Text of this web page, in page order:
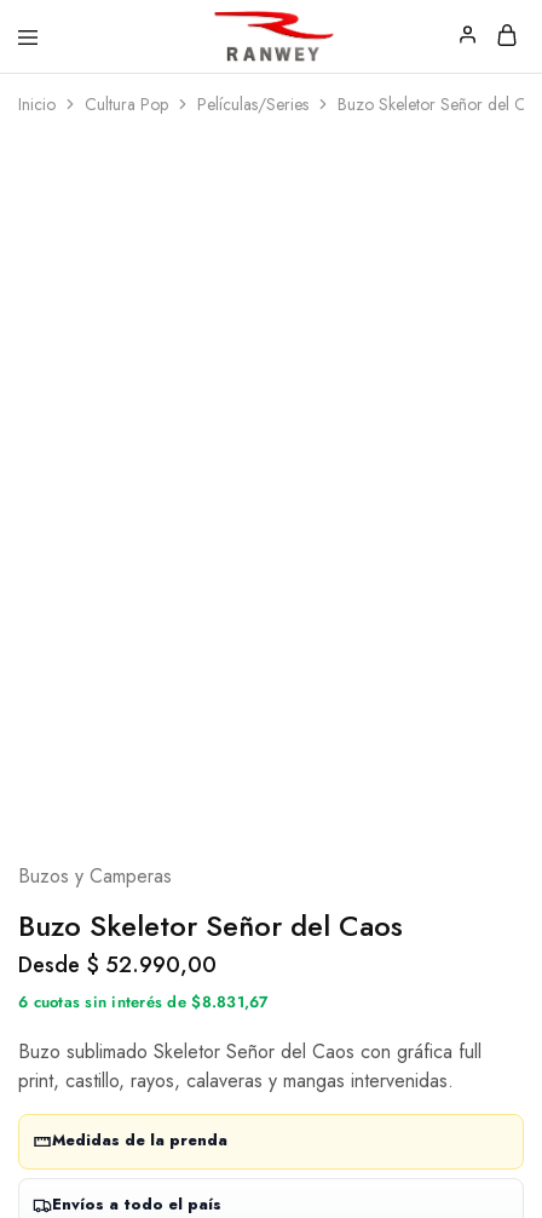
Ranwey
|
Tu
Estilo,
Inicio Cultura Pop Películas/Series Buzo Skeletor Señor del
Buzos y Camperas
Buzo Skeletor Señor del Caos
Desde $ 52.990,00
6 cuotas sin interés de $8.831,67
Buzo sublimado Skeletor Señor del Caos con gráfica full
print, castillo, rayos, calaveras y mangas intervenidas.
Medidas de la prenda
Envíos a todo el país